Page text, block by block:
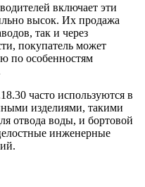
включает эти
высок. Их продажа
так и через
покупатель может
по особенностям
часто используются в
изделиями, такими
отвода воды, и бортовой
инженерные